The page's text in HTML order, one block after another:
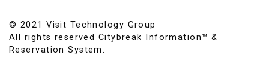
© 2021 Visit Technology Group
All rights reserved Citybreak Information™ &
Reservation System.